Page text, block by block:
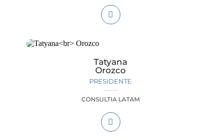
Tatyana
Orozco
PRESIDENTE
CONSULTIA LATAM